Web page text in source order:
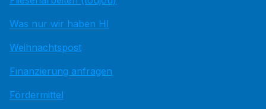
Was nur wir haben HI
Weihnachtspost
Finanzierung anfragen
Fördermittel